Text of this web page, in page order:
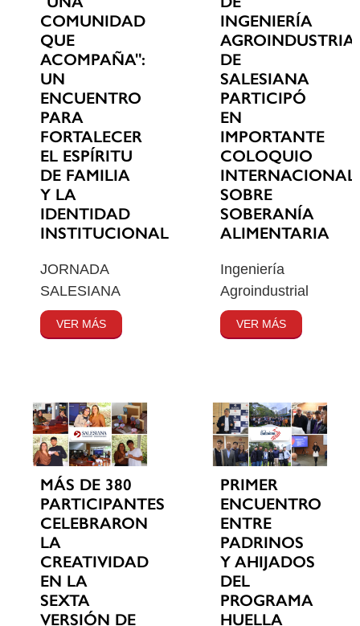
COMUNIDAD
QUE
ACOMPAÑA":
UN
ENCUENTRO
PARA
FORTALECER
EL ESPÍRITU
DE FAMILIA
Y LA
IDENTIDAD
INSTITUCIONAL
JORNADA
SALESIANA
VER MÁS
INGENIERÍA
DE
SALESIANA
PARTICIPÓ
EN
IMPORTANTE
COLOQUIO
INTERNACIONAL
SOBRE
SOBERANÍA
ALIMENTARIA
Ingeniería
Agroindustrial
VER MÁS
MÁS DE 380
PARTICIPANTES
CELEBRARON
LA
CREATIVIDAD
EN LA
SEXTA
VERSIÓN DE
PRIMER
ENCUENTRO
ENTRE
PADRINOS
Y AHIJADOS
DEL
PROGRAMA
HUELLA